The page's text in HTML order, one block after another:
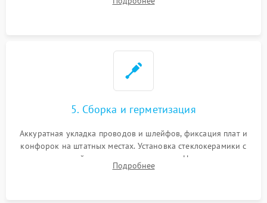
дорожек. Очистка контактов и замена поврежденной
5. Сборка и герметизация
Аккуратная укладка проводов и шлейфов, фиксация плат и
конфорок на штатных местах. Установка стеклокерамики с
проверкой равномерности зазоров. Нанесение
термостойкого герметика или укладка уплотнительной
Подробнее